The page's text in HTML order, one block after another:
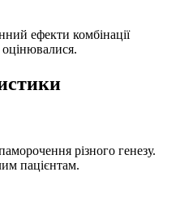
ефекти комбінації
різного генезу.
пацієнтам.